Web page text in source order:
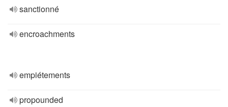
sanctionné
encroachments
empiétements
propounded